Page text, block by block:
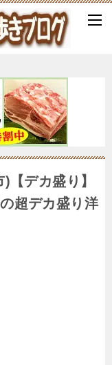
【デカ盛り】
超デカ盛り洋